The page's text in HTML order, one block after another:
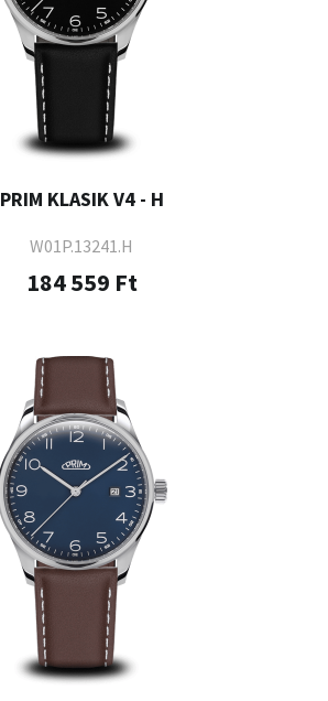
PRIM KLASIK V4 - H
W01P.13241.H
184 559 Ft